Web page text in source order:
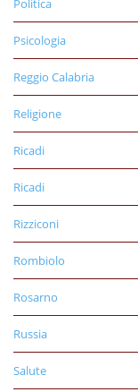
Politica
Psicologia
Reggio Calabria
Religione
Ricadi
Ricadi
Rizziconi
Rombiolo
Rosarno
Russia
Salute